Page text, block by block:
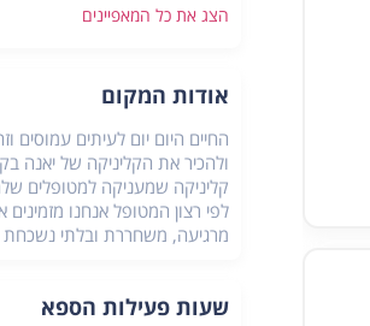
הצג את כל המאפיינים
אודות המקום
החיים היום יום לעיתים עמוסים
ולהכיר את הקליניקה של יאנה
קליניקה שמעניקה למטופלים
לפי רצון המטופל אנחנו
מרגיעה, משחררת ובלתי נשכחת
כתובת:
שעות פעילות הספא